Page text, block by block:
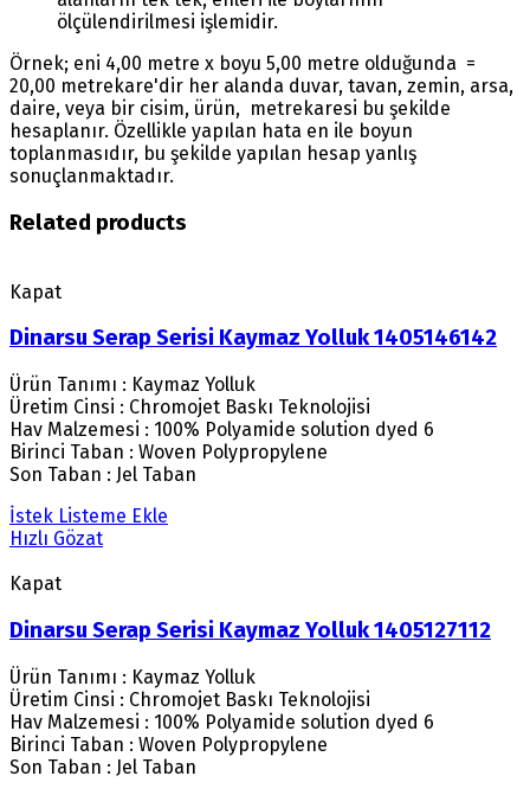
ölçülendirilmesi işlemidir.
Örnek; eni 4,00 metre x boyu 5,00 metre olduğunda =
20,00 metrekare'dir her alanda duvar, tavan, zemin, arsa,
daire, veya bir cisim, ürün, metrekaresi bu şekilde
hesaplanır. Özellikle yapılan hata en ile boyun
toplanmasıdır, bu şekilde yapılan hesap yanlış
sonuçlanmaktadır.
Related products
Kapat
Dinarsu Serap Serisi Kaymaz Yolluk 1405146142
Ürün Tanımı : Kaymaz Yolluk
Üretim Cinsi : Chromojet Baskı Teknolojisi
Hav Malzemesi : 100% Polyamide solution dyed 6
Birinci Taban : Woven Polypropylene
Son Taban : Jel Taban
İstek Listeme Ekle
Hızlı Gözat
Kapat
Dinarsu Serap Serisi Kaymaz Yolluk 1405127112
Ürün Tanımı : Kaymaz Yolluk
Üretim Cinsi : Chromojet Baskı Teknolojisi
Hav Malzemesi : 100% Polyamide solution dyed 6
Birinci Taban : Woven Polypropylene
Son Taban : Jel Taban